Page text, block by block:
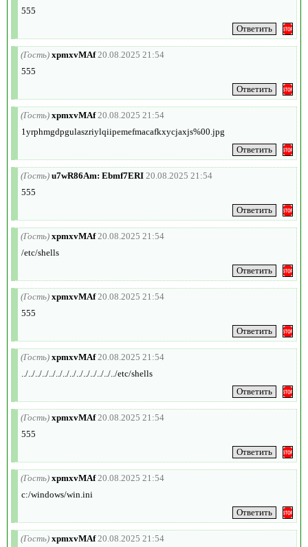
555
(Гость) xpmxvMAf 20.08.2025 21:54
555
(Гость) xpmxvMAf 20.08.2025 21:54
1yrphmgdpgulaszriylqiipemefmacafkxycjaxjs%00.jpg
(Гость) u7wR86Am: Ebmf7ERI 20.08.2025 21:54
555
(Гость) xpmxvMAf 20.08.2025 21:54
/etc/shells
(Гость) xpmxvMAf 20.08.2025 21:54
555
(Гость) xpmxvMAf 20.08.2025 21:54
../../../../../../../../../../../../../../etc/shells
(Гость) xpmxvMAf 20.08.2025 21:54
555
(Гость) xpmxvMAf 20.08.2025 21:54
c:/windows/win.ini
(Гость) xpmxvMAf 20.08.2025 21:54